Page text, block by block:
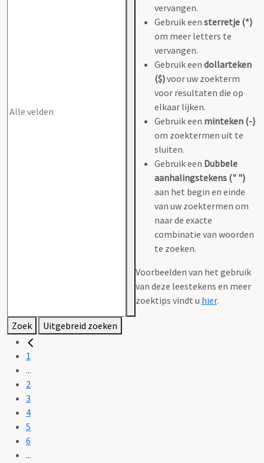
vervangen.
Gebruik een sterretje (*)
om meer letters te
vervangen.
Gebruik een dollarteken
($)voor uw zoekterm
voor resultaten die op
elkaar lijken.
Gebruik een minteken (-)
om zoektermen uit te
sluiten.
Gebruik een Dubbele
aanhalingstekens (" ")
aan het begin en einde
van uw zoektermen om
naar de exacte
combinatie van woorden
te zoeken.
Voorbeelden van het gebruik
van deze leestekens en meer
zoektips vindt u hier.
Zoek Uitgebreid zoeken
1
...
2
3
4
5
6
...